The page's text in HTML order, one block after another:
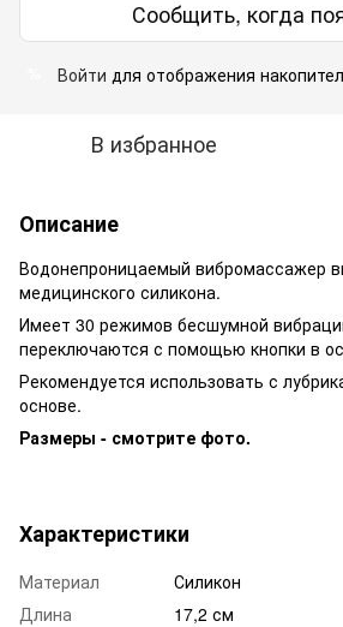
Сообщить, когда
Войти для отображения
В избранное
Описание
Водонепроницаемый вибромассажер
медицинского силикона.
Имеет 30 режимов бесшумной
переключаются с помощью кнопки в
Рекомендуется использовать с
основе.
Размеры - смотрите фото.
Характеристики
Материал
Силикон
Длина
17,2 см